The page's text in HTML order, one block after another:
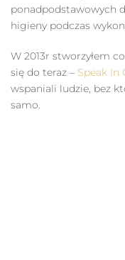
ponadpodstawowych
higieny podczas
W 2013r stworzyłem
się do teraz – Speak In
wspaniali ludzie, bez
samo.